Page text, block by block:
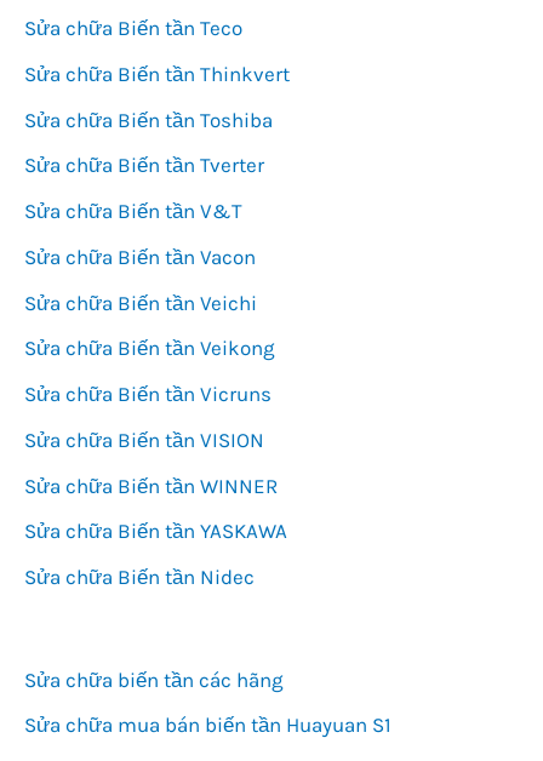
Sửa chữa Biến tần Teco
Sửa chữa Biến tần Thinkvert
Sửa chữa Biến tần Toshiba
Sửa chữa Biến tần Tverter
Sửa chữa Biến tần V&T
Sửa chữa Biến tần Vacon
Sửa chữa Biến tần Veichi
Sửa chữa Biến tần Veikong
Sửa chữa Biến tần Vicruns
Sửa chữa Biến tần VISION
Sửa chữa Biến tần WINNER
Sửa chữa Biến tần YASKAWA
Sửa chữa Biến tần Nidec
Sửa chữa biến tần các hãng
Sửa chữa mua bán biến tần Huayuan S1